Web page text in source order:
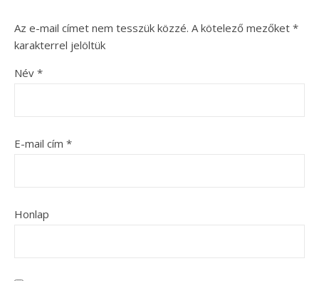
Az e-mail címet nem tesszük közzé. A kötelező mezőket *
karakterrel jelöltük
Név *
E-mail cím *
Honlap